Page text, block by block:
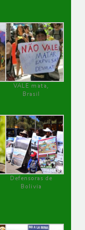
VALE mata,
Brasil
Defensoras de
Bolivia